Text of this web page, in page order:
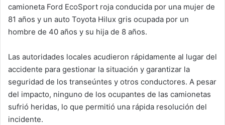
camioneta Ford EcoSport roja conducida por una mujer de
81 años y un auto Toyota Hilux gris ocupada por un
hombre de 40 años y su hija de 8 años.
Las autoridades locales acudieron rápidamente al lugar del
accidente para gestionar la situación y garantizar la
seguridad de los transeúntes y otros conductores. A pesar
del impacto, ninguno de los ocupantes de las camionetas
sufrió heridas, lo que permitió una rápida resolución del
incidente.